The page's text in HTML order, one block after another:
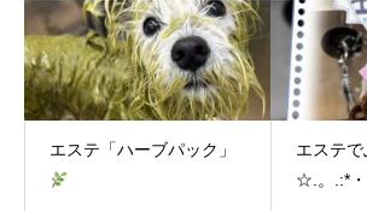
エステ「ハーブパック」
エステで
☆.。.:*・